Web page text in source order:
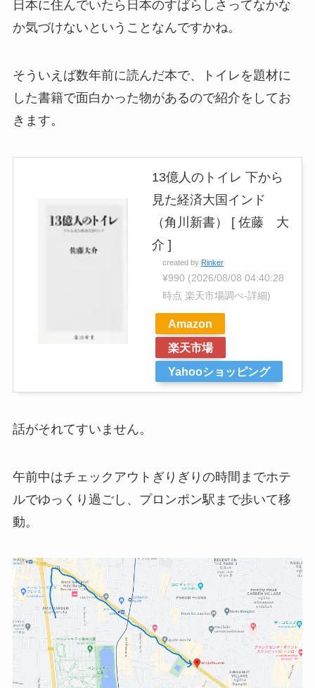
日本に住んでいたら日本のすばらしさってなかな
か気づけないということなんですかね。
そういえば数年前に読んだ本で、トイレを題材に
した書籍で面白かった物があるので紹介をしてお
きます。
13億人のトイレ 下から
見た経済大国インド
（角川新書） [ 佐藤 大
介 ]
created by Rinker
¥990 (2026/08/08 04:40:28
時点 楽天市場調べ-詳細)
Amazon
楽天市場
Yahooショッピング
話がそれてすいません。
午前中はチェックアウトぎりぎりの時間までホテ
ルでゆっくり過ごし、プロンポン駅まで歩いて移
動。